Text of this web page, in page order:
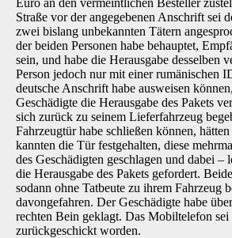
Straße vor der angegebenen Anschrift sei
zwei bislang unbekannten Tätern
der beiden Personen habe behauptet,
sein, und habe die Herausgabe desselben
Person jedoch nur mit einer rumänischen
deutsche Anschrift habe ausweisen
Geschädigte die Herausgabe des Pakets
sich zurück zu seinem Liefer­fahrzeug
Fahrzeugtür habe schließen können,
kannten die Tür festgehalten, diese
des Geschädigten geschlagen und dabei –
die Herausgabe des Pakets gefordert.
sodann ohne Tatbeute zu ihrem Fahrzeug
davongefahren. Der Ge­schädigte habe
rechten Bein geklagt. Das Mobiltelefon sei
zurückgeschickt worden.